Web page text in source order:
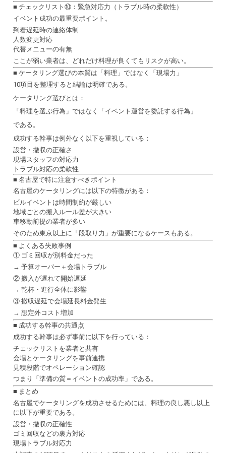
■ チェックリスト⑩：緊急対応力（トラブル時の柔軟性）
イベント成功の最重要ポイント。
到着遅延時の連絡体制
人数変更対応
代替メニューの有無
ここが弱い業者は、どれだけ料理が良くてもリスクが高い。
■ ケータリング選びの本質は「料理」ではなく「現場力」
10項目を整理すると結論は明確である。
ケータリング選びとは：
「料理を選ぶ行為」ではなく「イベント運営を委託する行為」
である。
成功する幹事は例外なく以下を重視している：
設営・撤収の正確さ
現場スタッフの対応力
トラブル対応の柔軟性
■ 名古屋で特に注意すべきポイント
名古屋のケータリングには以下の特徴がある：
ビルイベントは時間制約が厳しい
地域ごとの搬入ルール差が大きい
車移動前提の業者が多い
そのため東京以上に「段取り力」が重要になるケースもある。
■ よくある失敗事例
① ゴミ回収が別料金だった
→ 予算オーバー＋会場トラブル
② 搬入が遅れて開始遅延
→ 乾杯・進行全体に影響
③ 撤収遅延で会場延長料金発生
→ 想定外コスト増加
■ 成功する幹事の共通点
成功する幹事は必ず事前に以下を行っている：
チェックリストを業者と共有
会場とケータリングを事前連携
見積段階でオペレーション確認
つまり「準備の質＝イベントの成功率」である。
■ まとめ
名古屋でケータリングを成功させるためには、料理の良し悪し以上
に以下が重要である。
設営・撤収の正確性
ゴミ回収などの裏方対応
現場トラブル対応力